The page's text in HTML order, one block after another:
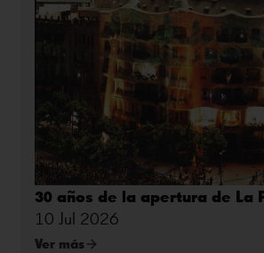
30 años de la apertura de La
10 Jul 2026
Ver más